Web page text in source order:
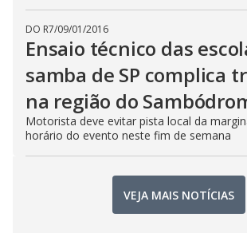
DO R7/09/01/2016
Ensaio técnico das
samba de SP complica
na região do
Motorista deve evitar pista local da
horário do evento neste fim de semana
VEJA MAIS NOTÍCIAS